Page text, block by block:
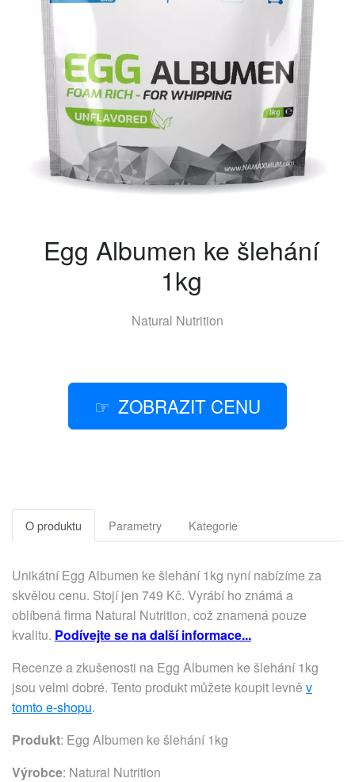
Egg Albumen ke šlehání
1kg
Natural Nutrition
ZOBRAZIT CENU
O produktu Parametry Kategorie
Unikátní Egg Albumen ke šlehání 1kg nyní nabízíme za
skvělou cenu. Stojí jen 749 Kč. Vyrábí ho známá a
oblíbená firma Natural Nutrition, což znamená pouze
kvalitu. Podívejte se na další informace...
Recenze a zkušenosti na Egg Albumen ke šlehání 1kg
jsou velmi dobré. Tento produkt můžete koupit levně v
tomto e-shopu.
Produkt: Egg Albumen ke šlehání 1kg
Výrobce: Natural Nutrition